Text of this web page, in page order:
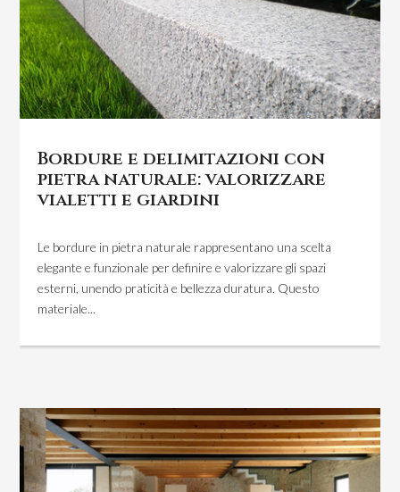
Bordure e delimitazioni con
pietra naturale: valorizzare
vialetti e giardini
Le bordure in pietra naturale rappresentano una scelta
elegante e funzionale per definire e valorizzare gli spazi
esterni, unendo praticità e bellezza duratura. Questo
materiale...